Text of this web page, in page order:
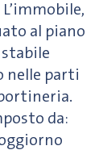
al piano
nelle parti
da: